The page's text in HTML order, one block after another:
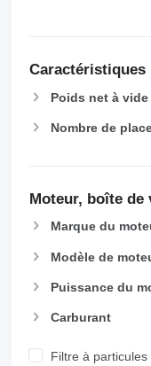
Caractéristiques
Poids net à vide
Nombre de
Moteur, boîte de
Marque du
Modèle de
Puissance du
Carburant
Filtre à particules